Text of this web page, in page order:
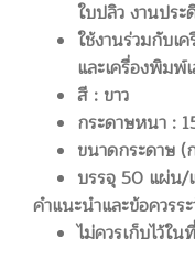
ใบปลิว งานปร
ใช้งานร่วมกับเ
และเครื่องพิมพ์
สี : ขาว
กระดาษหนา :
ขนาดกระดาษ (
บรรจุ 50 แผ่น
คำแนะนำและข้อควรร
ไม่ควรเก็บไว้ใ